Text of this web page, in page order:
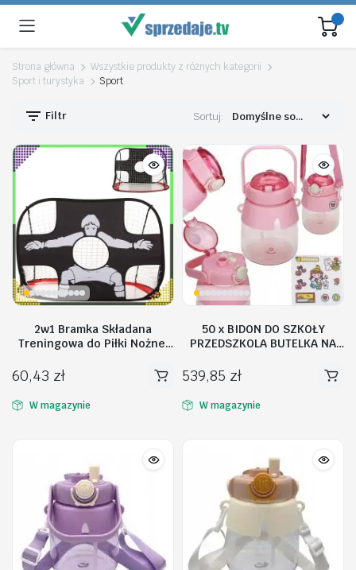
Strona główna
Wszystkie produkty z różnych kategorii
Sport i turystyka
Sport
Filtr Sortuj:
2w1 Bramka Składana
Treningowa do Piłki Nożnej
60,43 zł
W magazynie
50 x BIDON DO SZKOŁY
PRZEDSZKOLA BUTELKA NA
DZIECI 1L
539,85 zł
W magazynie